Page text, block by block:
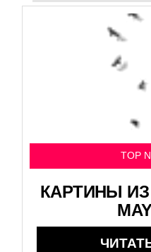
TOP
КАРТИНЫ ИЗ